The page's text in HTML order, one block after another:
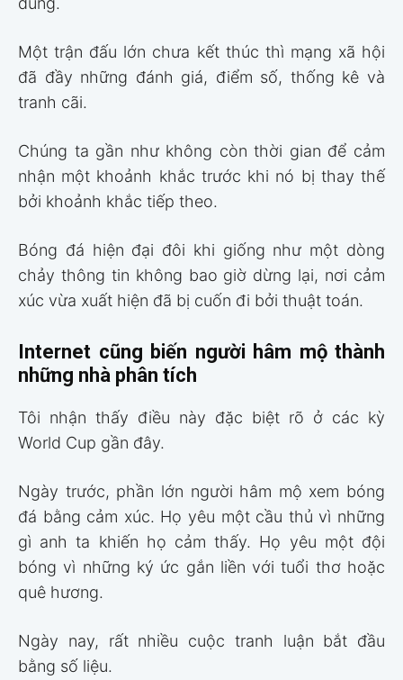
Một trận đấu lớn chưa kết thúc thì mạng xã hội
đã đầy những đánh giá, điểm số, thống kê và
tranh cãi.
Chúng ta gần như không còn thời gian để cảm
nhận một khoảnh khắc trước khi nó bị thay thế
bởi khoảnh khắc tiếp theo.
Bóng đá hiện đại đôi khi giống như một dòng
chảy thông tin không bao giờ dừng lại, nơi cảm
xúc vừa xuất hiện đã bị cuốn đi bởi thuật toán.
Internet cũng biến người hâm mộ thành
những nhà phân tích
Tôi nhận thấy điều này đặc biệt rõ ở các kỳ
World Cup gần đây.
Ngày trước, phần lớn người hâm mộ xem bóng
đá bằng cảm xúc. Họ yêu một cầu thủ vì những
gì anh ta khiến họ cảm thấy. Họ yêu một đội
bóng vì những ký ức gắn liền với tuổi thơ hoặc
quê hương.
Ngày nay, rất nhiều cuộc tranh luận bắt đầu
bằng số liệu.